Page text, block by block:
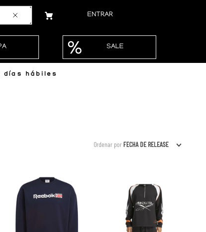
ENTRAR
SALE
días hábiles
Ordenar por FECHA DE RELEASE